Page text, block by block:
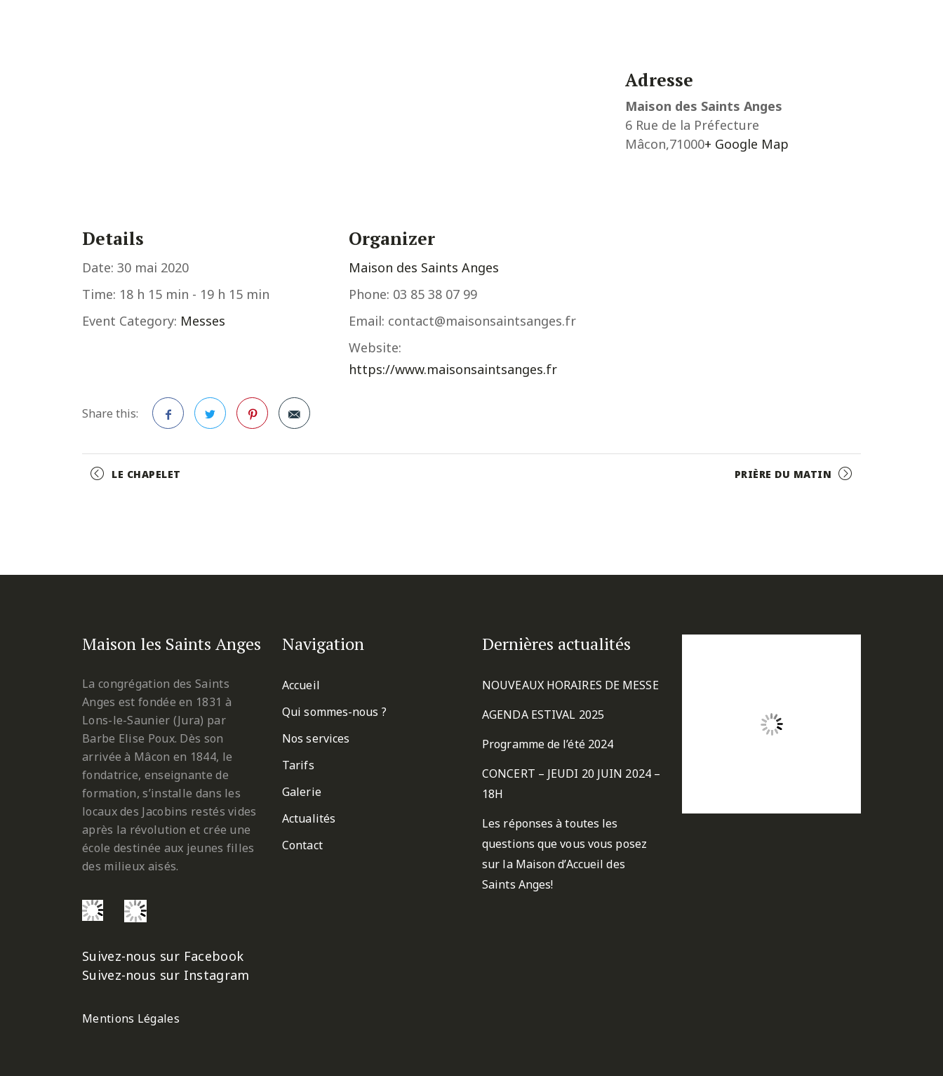
Details
Date: 30 mai 2020
Time: 18 h 15 min - 19 h 15 min
Event Category: Messes
Organizer
Maison des Saints Anges
Phone: 03 85 38 07 99
Email: contact@maisonsaintsanges.fr
Website:
https://www.maisonsaintsanges.fr
Share this:
Adresse
Maison des Saints Anges
6 Rue de la Préfecture
Mâcon,71000+ Google Map
Event
LE CHAPELET PRIÈRE DU MATIN
Maison les Saints Anges
La congrégation des Saints
Anges est fondée en 1831 à
Lons-le-Saunier (Jura) par
Barbe Elise Poux. Dès son
arrivée à Mâcon en 1844, le
fondatrice, enseignante de
formation, s’installe dans les
locaux des Jacobins restés vides
après la révolution et crée une
école destinée aux jeunes filles
des milieux aisés.
Suivez-nous sur Facebook
Suivez-nous sur Instagram
Mentions Légales
Navigation
Accueil
Qui sommes-nous ?
Nos services
Tarifs
Galerie
Actualités
Contact
Dernières actualités
NOUVEAUX HORAIRES DE MESSE
AGENDA ESTIVAL 2025
Programme de l’été 2024
CONCERT – JEUDI 20 JUIN 2024 –
18H
Les réponses à toutes les
questions que vous vous posez
sur la Maison d’Accueil des
Saints Anges!